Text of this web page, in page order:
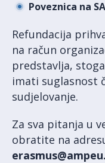
Poveznica na
Refundacija
na račun
predstavlja,
imati suglasnost
sudjelovanje.
Za sva pitanja u
obratite na